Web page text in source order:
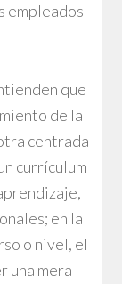
empleados
que
de la
centrada
currículum
en la
o nivel, el
una mera